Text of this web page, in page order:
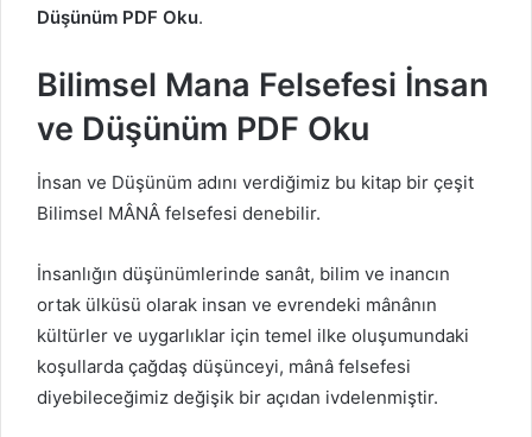
Düşünüm PDF Oku.
Bilimsel Mana Felsefesi İnsan
ve Düşünüm PDF Oku
İnsan ve Düşünüm adını verdiğimiz bu kitap bir çeşit
Bilimsel MÂNÂ felsefesi denebilir.
İnsanlığın düşünümlerinde sanât, bilim ve inancın
ortak ülküsü olarak insan ve evrendeki mânânın
kültürler ve uygarlıklar için temel ilke oluşumundaki
koşullarda çağdaş düşünceyi, mânâ felsefesi
diyebileceğimiz değişik bir açıdan ivdelenmiştir.